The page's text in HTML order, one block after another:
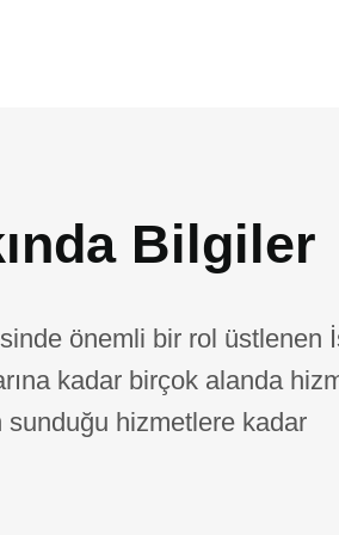
Bilgiler
önemli bir rol üstlenen
kadar birçok alanda
sunduğu hizmetlere kadar